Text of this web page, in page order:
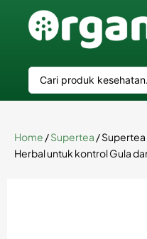
Home /Supertea / Supertea
Herbal untuk kontrol Gula